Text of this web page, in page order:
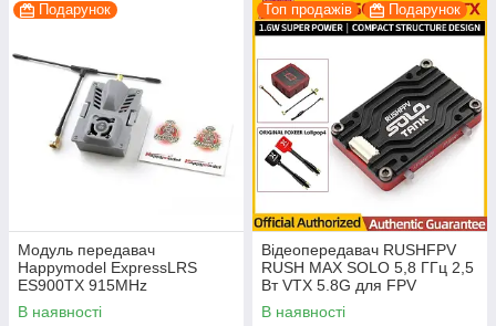
Подарунок
Модуль передавач
Happymodel ExpressLRS
ES900TX 915MHz
В наявності
Топ продажів Подарунок
Відеопередавач RUSHFPV
RUSH MAX SOLO 5,8 ГГц 2,5
Вт VTX 5.8G для FPV
квадрокоптера
В наявності